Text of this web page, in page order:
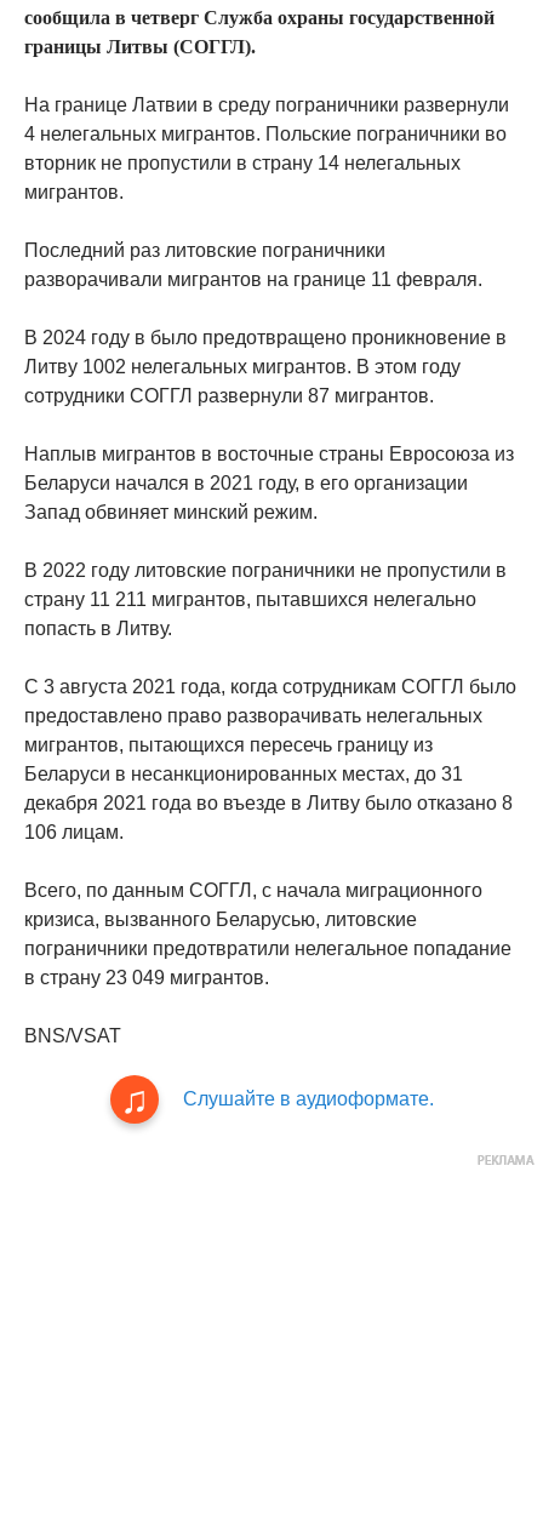
сообщила в четверг Служба охраны государственной
границы Литвы (СОГГЛ).
На границе Латвии в среду пограничники развернули
4 нелегальных мигрантов. Польские пограничники во
вторник не пропустили в страну 14 нелегальных
мигрантов.
Последний раз литовские пограничники
разворачивали мигрантов на границе 11 февраля.
В 2024 году в было предотвращено проникновение в
Литву 1002 нелегальных мигрантов. В этом году
сотрудники СОГГЛ развернули 87 мигрантов.
Наплыв мигрантов в восточные страны Евросоюза из
Беларуси начался в 2021 году, в его организации
Запад обвиняет минский режим.
В 2022 году литовские пограничники не пропустили в
страну 11 211 мигрантов, пытавшихся нелегально
попасть в Литву.
С 3 августа 2021 года, когда сотрудникам СОГГЛ было
предоставлено право разворачивать нелегальных
мигрантов, пытающихся пересечь границу из
Беларуси в несанкционированных местах, до 31
декабря 2021 года во въезде в Литву было отказано 8
106 лицам.
Всего, по данным СОГГЛ, с начала миграционного
кризиса, вызванного Беларусью, литовские
пограничники предотвратили нелегальное попадание
в страну 23 049 мигрантов.
BNS/VSAT
Слушайте в аудиоформате.